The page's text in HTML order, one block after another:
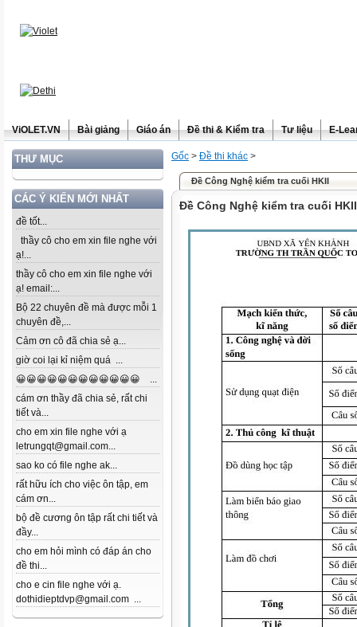
ViOLET.VN Bài giảng Giáo án Đề thi & Kiểm tra Tư liệu E-
THƯ MỤC
CÁC Ý KIẾN MỚI NHẤT
đề tốt...
thầy cô cho em xin file nghe với
ạ!...
thầy cô cho em xin file nghe với
ạ! email:...
Bộ 22 chuyên đề mà được mỗi 1
chuyên đề,...
Cảm ơn cô đã chia sẻ ạ...
giờ coi lại kỉ niệm quá ...
😀😀😀😀😀😀😀😀😀😀😀😀 ...
cám ơn thầy đã chia sẻ, rất chi
tiết và...
cho em xin file nghe với ạ
letrungqt@gmail.com...
sao ko có file nghe ak...
rất hữu ích cho việc ôn tập, em
cám ơn...
bộ đề cương ôn tập rất chi tiết và
đầy...
cho em hỏi mình có đáp án cho
đề thi...
cho e cin file nghe với ạ.
dothidieptdvp@gmail.com ...
Gốc > Đề thi khác >
Đề Công Nghệ kiểm tra cuối HKII
Đề Công Nghệ kiểm tra cuối HKII